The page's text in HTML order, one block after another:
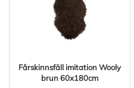
Fårskinnsfäll imitation Wooly
brun 60x180cm